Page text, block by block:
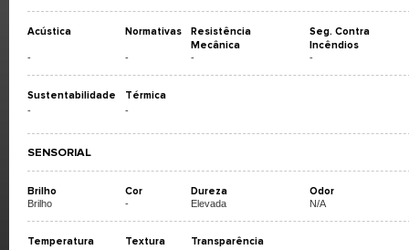
Acústica Normativas
Resistência
Mecânica
Seg. Contra
Incêndios
- - - -
Sustentabilidade Térmica
- -
SENSORIAL
Brilho Cor Dureza Odor
Brilho - Elevada N/A
Temperatura Textura Transparência